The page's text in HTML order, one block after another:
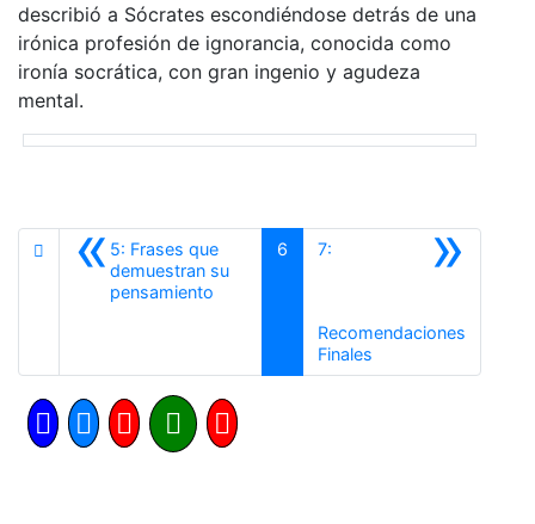
describió a Sócrates escondiéndose detrás de una
irónica profesión de ignorancia, conocida como
ironía socrática, con gran ingenio y agudeza
mental.
«5: Frases que
demuestran su
pensamiento
6 »
7:
Recomendaciones
Finales